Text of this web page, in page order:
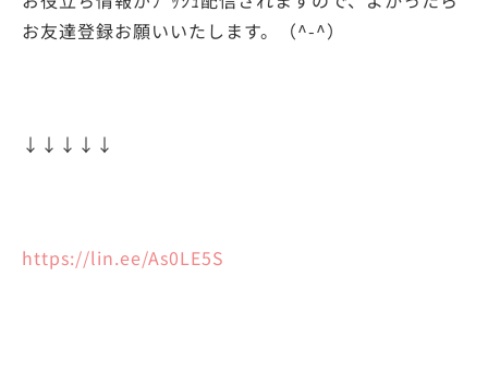
お友達登録お願いいたします。（^-^）
↓↓↓↓↓
https://lin.ee/As0LE5S